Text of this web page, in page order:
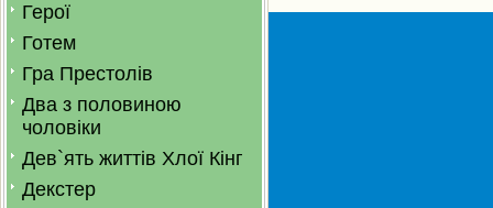
Герої
Готем
Гра Престолів
Два з половиною
чоловіки
Дев`ять життів Хлої Кінг
Декстер